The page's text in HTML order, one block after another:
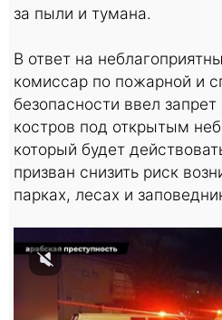
за пыли и тумана.
В ответ на
комиссар по пожарной и
безопасности ввел
костров под открытым
который будет
призван снизить риск
парках, лесах и